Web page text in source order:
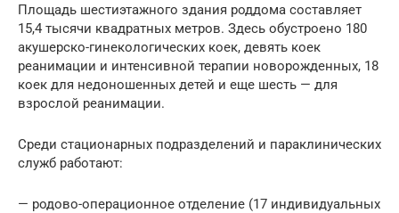
Площадь шестиэтажного здания роддома составляет
15,4 тысячи квадратных метров. Здесь обустроено 180
акушерско-гинекологических коек, девять коек
реанимации и интенсивной терапии новорожденных, 18
коек для недоношенных детей и еще шесть — для
взрослой реанимации.
Среди стационарных подразделений и параклинических
служб работают:
— родово-операционное отделение (17 индивидуальных